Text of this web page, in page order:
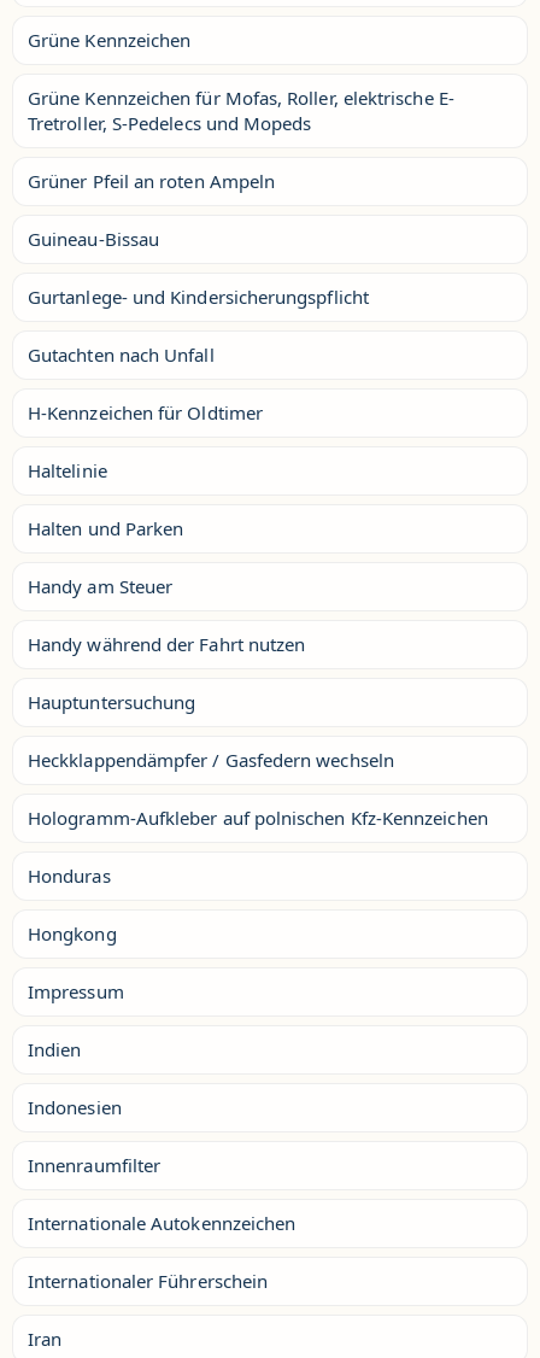
Grüne Kennzeichen
Grüne Kennzeichen für Mofas, Roller, elektrische E-
Tretroller, S-Pedelecs und Mopeds
Grüner Pfeil an roten Ampeln
Guineau-Bissau
Gurtanlege- und Kindersicherungspflicht
Gutachten nach Unfall
H-Kennzeichen für Oldtimer
Haltelinie
Halten und Parken
Handy am Steuer
Handy während der Fahrt nutzen
Hauptuntersuchung
Heckklappendämpfer / Gasfedern wechseln
Hologramm-Aufkleber auf polnischen Kfz-Kennzeichen
Honduras
Hongkong
Impressum
Indien
Indonesien
Innenraumfilter
Internationale Autokennzeichen
Internationaler Führerschein
Iran